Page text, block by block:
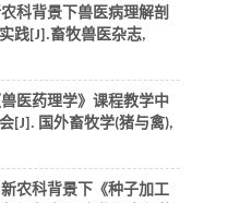
科背景下兽医病理解剖
践[J].畜牧兽医杂志,
医药理学》课程教学中
[J]. 国外畜牧学(猪与禽),
农科背景下《种子加工